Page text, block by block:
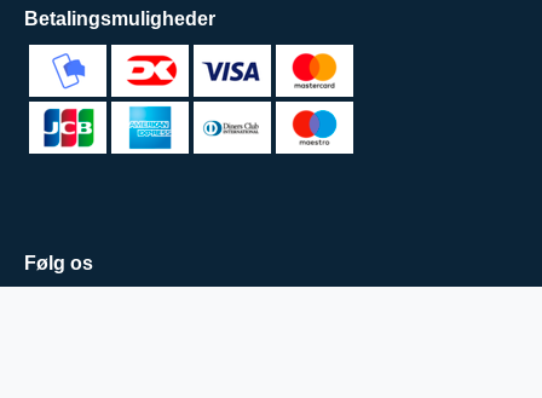
Betalingsmuligheder
Følg os